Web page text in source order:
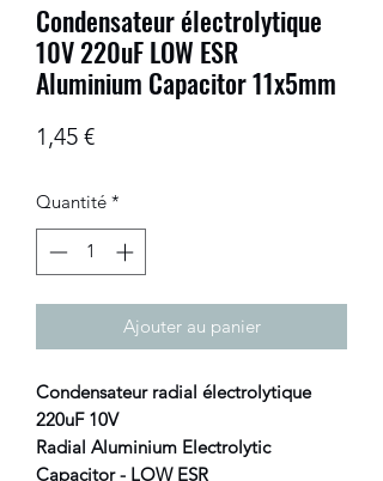
Condensateur électrolytique
10V 220uF LOW ESR
Aluminium Capacitor 11x5mm
1,45 €Prix
Quantité *
Ajouter au panier
Condensateur radial électrolytique
220uF 10V
Radial Aluminium Electrolytic
Capacitor - LOW ESR